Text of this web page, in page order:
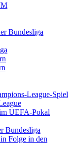
Bundesliga
League-Spiel
UEFA-Pokal
Bundesliga
Folge in den